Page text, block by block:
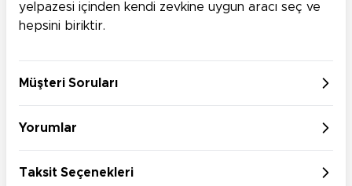
yelpazesi içinden kendi zevkine uygun aracı seç ve
hepsini biriktir.
Müşteri Soruları
Yorumlar
Taksit Seçenekleri